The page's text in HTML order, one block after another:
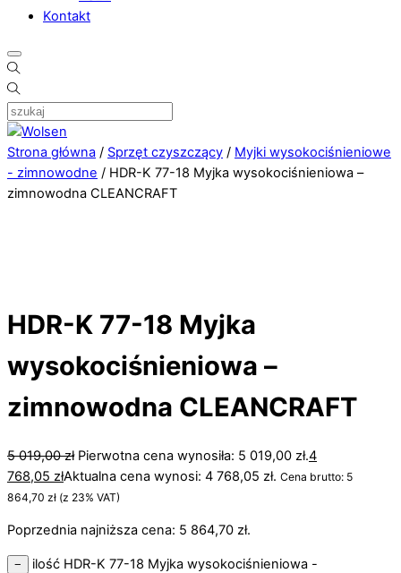
Kontakt
Strona główna / Sprzęt czyszczący / Myjki wysokociśnieniowe
- zimnowodne / HDR-K 77-18 Myjka wysokociśnieniowa –
zimnowodna CLEANCRAFT
HDR-K 77-18 Myjka
wysokociśnieniowa –
zimnowodna CLEANCRAFT
5 019,00zł Pierwotna cena wynosiła: 5 019,00 zł.4
768,05 złAktualna cena wynosi: 4 768,05 zł. Cena brutto: 5
864,70 zł (z 23% VAT)
Poprzednia najniższa cena: 5 864,70 zł.
−
ilość HDR-K 77-18 Myjka wysokociśnieniowa -